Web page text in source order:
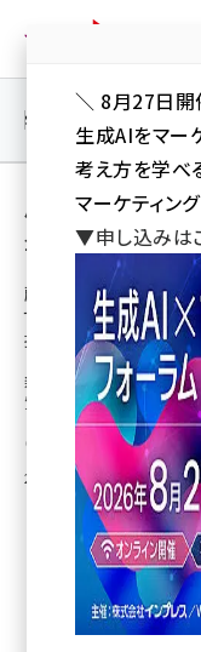
ン
seo (3528)
ai (2811)
youtube
note (2315)
セミナー
z世代 (1623)
meo (1277)
llmo (1166)
SEO
用語「数値化」
全 4 記事中 1 ～ 4
顧客の声やアンケート
する人工知能型分析サ
提供開始
新たなVoCなどの傾向やパ
質化
岩佐 義人（Web担 編
2015年3月14日 21:11
Web担当者／
＼ 8月27日開
生成AIをマー
考え方を学べ
マーケティン
▼申し込みは